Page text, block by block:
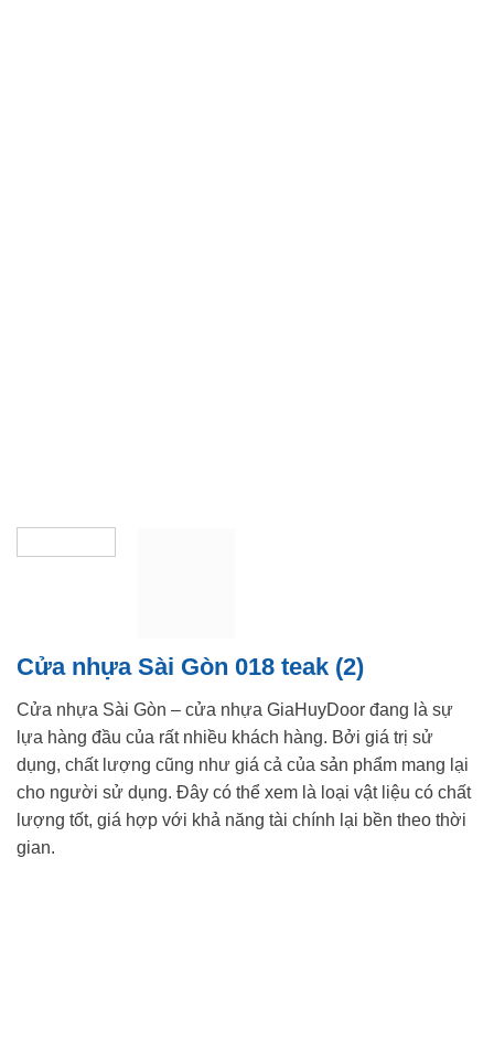
Cửa nhựa Sài Gòn 018 teak (2)
Cửa nhựa Sài Gòn – cửa nhựa GiaHuyDoor đang là sự
lựa hàng đầu của rất nhiều khách hàng. Bởi giá trị sử
dụng, chất lượng cũng như giá cả của sản phẩm mang lại
cho người sử dụng. Đây có thể xem là loại vật liệu có chất
lượng tốt, giá hợp với khả năng tài chính lại bền theo thời
gian.